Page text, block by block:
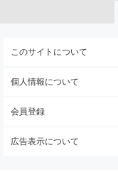
このサイトについて
個人情報について
会員登録
広告表示について